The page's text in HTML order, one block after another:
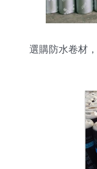
選購防水卷材